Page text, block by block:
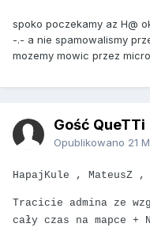
spoko poczekamy az H@
-.- a nie spamowalismy
mozemy mowic przez
Gość QueTTi
Opublikowano 21
HapajKule , MateusZ ,
Tracicie admina ze
cały czas na mapce +